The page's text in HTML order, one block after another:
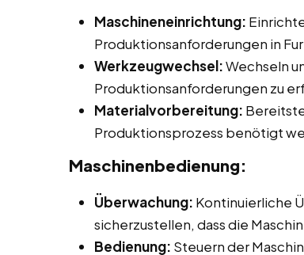
Maschineneinrichtung:
Produktionsanforderungen in
Werkzeugwechsel:Wechseln
Produktionsanforderungen zu
Materialvorbereitung:
Produktionsprozess benötigt
Maschinenbedienung:
Überwachung: Kontinuierliche
sicherzustellen, dass die
Bedienung: Steuern der